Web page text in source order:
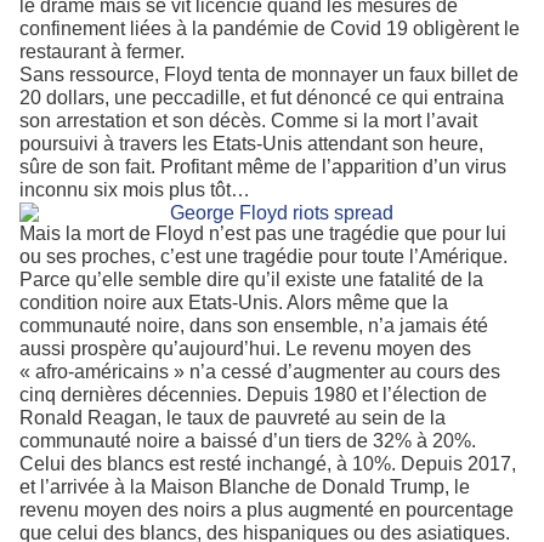
le drame mais se vit licencié quand les mesures de
confinement liées à la pandémie de Covid 19 obligèrent le
restaurant à fermer.
Sans ressource, Floyd tenta de monnayer un faux billet de
20 dollars, une peccadille, et fut dénoncé ce qui entraina
son arrestation et son décès. Comme si la mort l’avait
poursuivi à travers les Etats-Unis attendant son heure,
sûre de son fait. Profitant même de l’apparition d’un virus
inconnu six mois plus tôt…
Mais la mort de Floyd n’est pas une tragédie que pour lui
ou ses proches, c’est une tragédie pour toute l’Amérique.
Parce qu’elle semble dire qu’il existe une fatalité de la
condition noire aux Etats-Unis. Alors même que la
communauté noire, dans son ensemble, n’a jamais été
aussi prospère qu’aujourd’hui. Le revenu moyen des
« afro-américains » n’a cessé d’augmenter au cours des
cinq dernières décennies. Depuis 1980 et l’élection de
Ronald Reagan, le taux de pauvreté au sein de la
communauté noire a baissé d’un tiers de 32% à 20%.
Celui des blancs est resté inchangé, à 10%. Depuis 2017,
et l’arrivée à la Maison Blanche de Donald Trump, le
revenu moyen des noirs a plus augmenté en pourcentage
que celui des blancs, des hispaniques ou des asiatiques.